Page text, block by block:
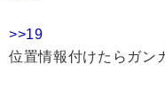
>>19
位置情報付けたらガン